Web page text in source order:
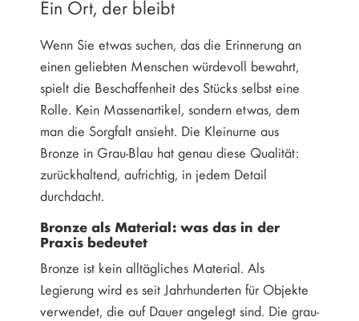
Ein Ort, der bleibt
Wenn Sie etwas suchen, das die Erinnerung an
einen geliebten Menschen würdevoll bewahrt,
spielt die Beschaffenheit des Stücks selbst eine
Rolle. Kein Massenartikel, sondern etwas, dem
man die Sorgfalt ansieht. Die Kleinurne aus
Bronze in Grau-Blau hat genau diese Qualität:
zurückhaltend, aufrichtig, in jedem Detail
durchdacht.
Bronze als Material: was das in der
Praxis bedeutet
Bronze ist kein alltägliches Material. Als
Legierung wird es seit Jahrhunderten für Objekte
verwendet, die auf Dauer angelegt sind. Die grau-